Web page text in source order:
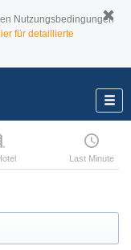
Nutzungsbedingungen
für detaillierte
Last Minute